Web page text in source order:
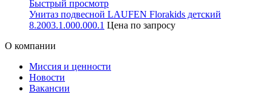
Быстрый просмотр
Унитаз подвесной LAUFEN Florakids детский
8.2003.1.000.000.1 Цена по запросу
О компании
Миссия и ценности
Новости
Вакансии